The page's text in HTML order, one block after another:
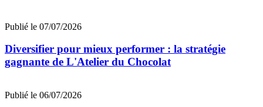
Publié le 07/07/2026
Diversifier pour mieux performer : la stratégie
gagnante de L'Atelier du Chocolat
Publié le 06/07/2026